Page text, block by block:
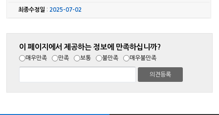
최종수정일 : 2025-07-02
이 페이지에서 제공하는 정보에 만족하십니까?
매우만족 만족 보통 불만족 매우불만족